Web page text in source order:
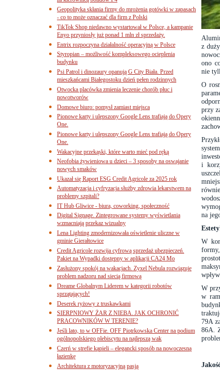
z
ono
nie
O
przy
i
na
W
W
w
79A
86A.
Geopolityka skłania firmy do mrożenia gotówki w zapasach
- co to może oznaczać dla firm z Polski
TikTok Shop niedawno wystartował w Polsce, a kampanie
Enyo przyniosły już ponad 1 mln zł sprzedaży.
Entrix rozpoczyna działalność operacyjną w Polsce
Styropian – możliwość kompleksowego ocieplenia
budynku
Psi Patrol i dinozaury opanują G City Biała. Przed
mieszkańcami Białegostoku dzień pełen rodzinnych
Otwocka placówka zmienia leczenie chorób płuc i
nowotworów
Domowe biuro: pomysł zamiast miejsca
Pionowe karty i ulepszony Google Lens trafiają do Opery
One.
Pionowe karty i ulepszony Google Lens trafiają do Opery
One.
Wakacyjne przekąski, które warto mieć pod ręką
Neofobia żywieniowa u dzieci – 3 sposoby na oswajanie
nowych smaków
Ukazał się Raport ESG Credit Agricole za 2025 rok
Automatyzacja i cyfryzacja służby zdrowia lekarstwem na
problemy szpitali?
IT Hub Gliwice - biura, coworking, społeczność
Digital Signage. Zintegrowane systemy wyświetlania
wzmacniają przekaz wizualny
Lena Lighting zmodernizowała oświetlenie uliczne w
gminie Gierałtowice
Credit Agricole rozwija cyfrową sprzedaż ubezpieczeń.
Pakiet na Wypadki dostępny w aplikacji CA24 Mo
Zasłużony spokój na wakacjach. Zyxel Nebula rozwiązuje
problem nadzoru nad siecią firmową
Dreame Globalnym Liderem w kategorii robotów
sprzątających!
Deserek ryżowy z truskawkami
SIERPNIOWY ŻAR Z NIEBA. JAK OCHRONIĆ
PRACOWNIKÓW W TERENIE?
Jeśli lato, to w OFFie. OFF Piotrkowska Center na podium
ogólnopolskiego plebiscytu na najlepszą wak
Czerń w strefie kąpieli – elegancki sposób na nowoczesną
łazienkę
Architektura z motoryzacyjną pasją